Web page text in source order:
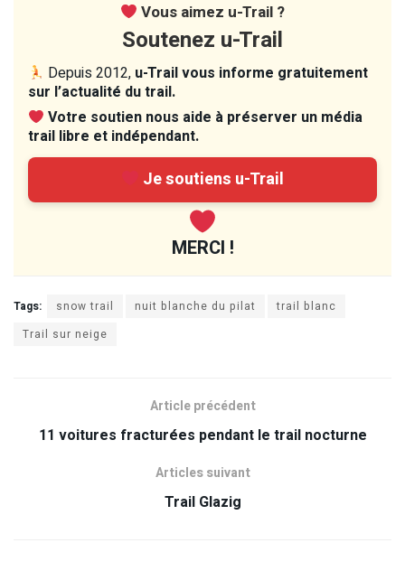
Vous aimez u-Trail ?
Soutenez u-Trail
Depuis 2012, u-Trail vous informe gratuitement
sur l’actualité du trail.
Votre soutien nous aide à préserver un média
trail libre et indépendant.
Je soutiens u-Trail
MERCI !
Tags: snow trail nuit blanche du pilat
trail blanc
Trail sur neige
Article précédent
11 voitures fracturées pendant le trail nocturne
Articles suivant
Trail Glazig